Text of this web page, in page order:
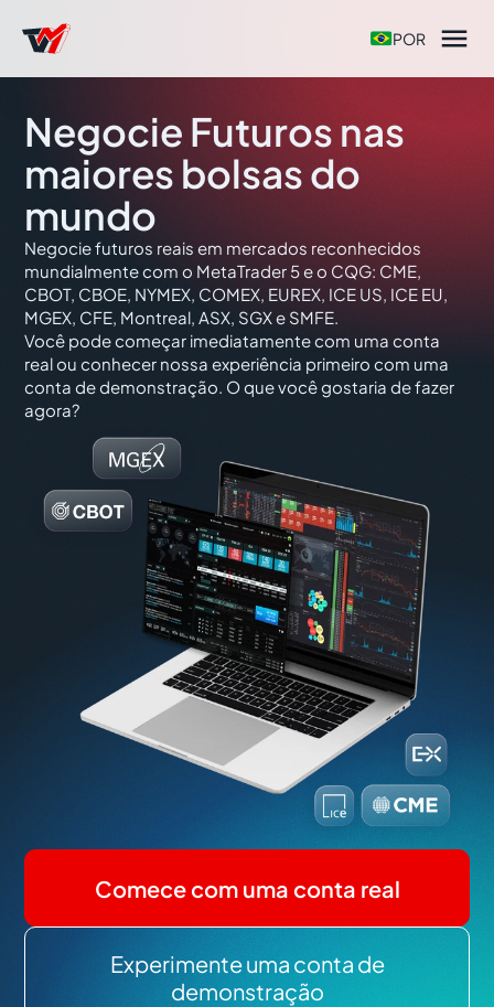
POR 
Negocie Futuros nas
maiores bolsas do
mundo
Negocie futuros reais em mercados reconhecidos
mundialmente com o MetaTrader 5 e o CQG: CME,
CBOT, CBOE, NYMEX, COMEX, EUREX, ICE US, ICE EU,
MGEX, CFE, Montreal, ASX, SGX e SMFE.
Você pode começar imediatamente com uma conta
real ou conhecer nossa experiência primeiro com uma
conta de demonstração. O que você gostaria de fazer
agora?
Comece com uma conta real
Experimente uma conta de
demonstração